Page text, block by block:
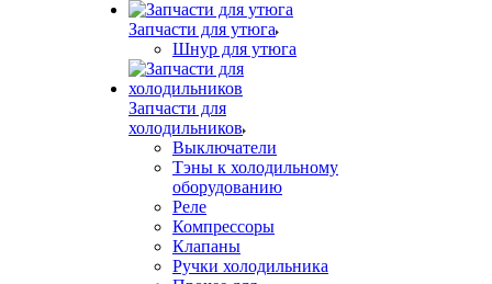
Запчасти для утюга
Шнур для утюга
Запчасти для
холодильников
Выключатели
Тэны к холодильному
оборудованию
Реле
Компрессоры
Клапаны
Ручки холодильника